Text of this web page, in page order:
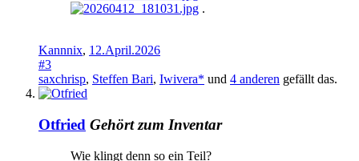
.
Kannnix, 12.April.2026
#3
saxchrisp, Steffen Bari, Iwivera* und 4 anderen gefällt das.
Otfried Gehört zum Inventar
Wie klingt denn so ein Teil?